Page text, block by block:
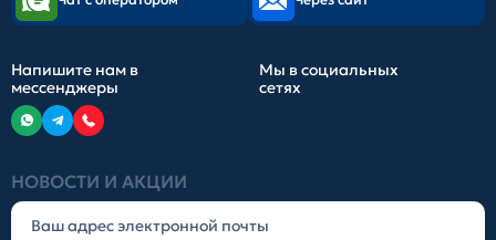
НОВОСТИ И АКЦИИ
Напишите нам в
мессенджеры
Мы в социальных
сетях